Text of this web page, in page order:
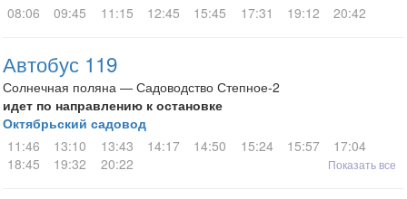
08:06
09:45 11:15 12:45 15:45 17:31 19:12 20:42
Автобус 119
Солнечная поляна — Садоводство Степное-2
идет по направлению к остановке
Октябрьский садовод
11:46
13:10 13:43 14:17 14:50 15:24 15:57
17:04
18:45
19:32 20:22 Показать все